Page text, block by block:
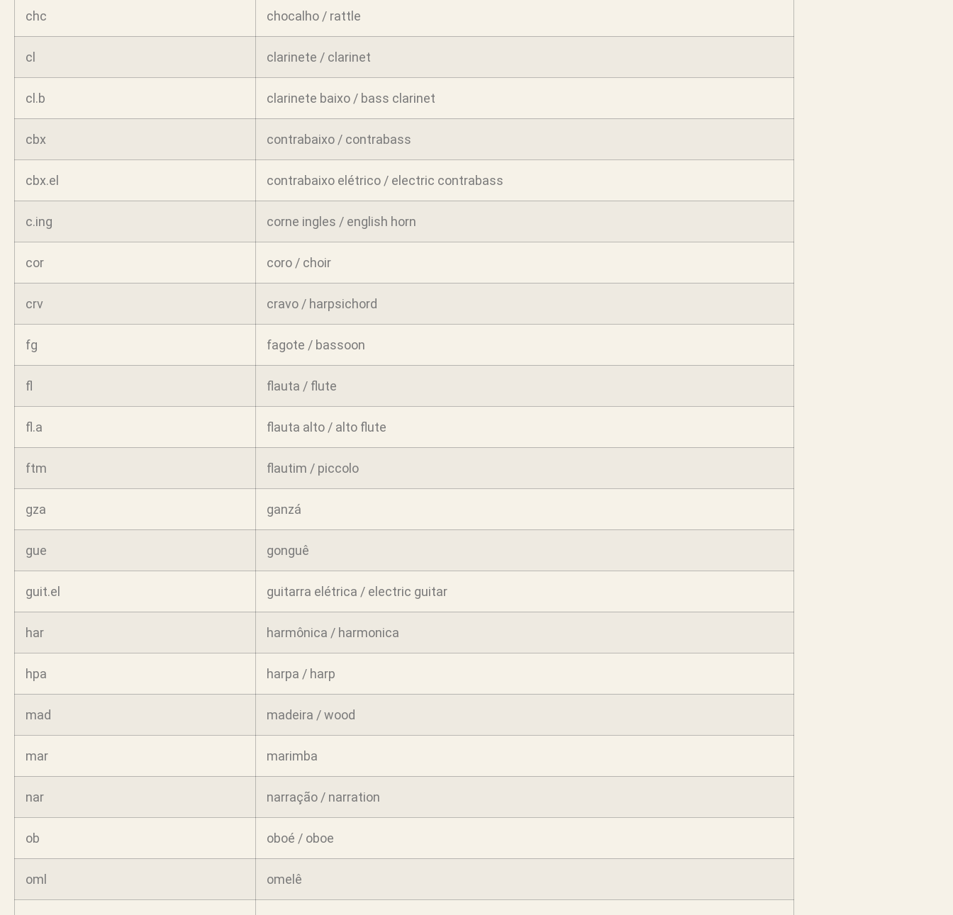
chc chocalho / rattle
cl clarinete / clarinet
cl.b clarinete baixo / bass clarinet
cbx contrabaixo / contrabass
cbx.el contrabaixo elétrico / electric contrabass
c.ing corne ingles / english horn
cor coro / choir
crv cravo / harpsichord
fg fagote / bassoon
fl flauta / flute
fl.a flauta alto / alto flute
ftm flautim / piccolo
gza ganzá
gue gonguê
guit.el guitarra elétrica / electric guitar
har harmônica / harmonica
hpa harpa / harp
mad madeira / wood
mar marimba
nar narração / narration
ob oboé / oboe
oml omelê